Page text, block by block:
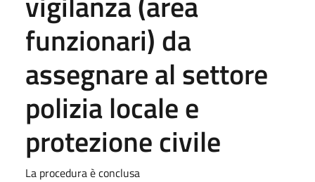
funzionari) da
assegnare al settore
polizia locale e
protezione civile
La procedura è conclusa